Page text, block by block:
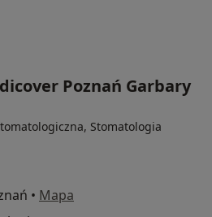
Poznań Garbary
Stomatologia
• Mapa